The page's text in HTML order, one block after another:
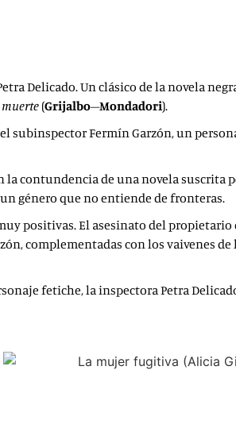
Delicado. Un clásico de la novela
(Grijalbo–Mondadori).
subinspector Fermín Garzón, un
la contundencia de una novela
género que no entiende de fronteras.
positivas. El asesinato del
complementadas con los vaivenes
fetiche, la inspectora Petra